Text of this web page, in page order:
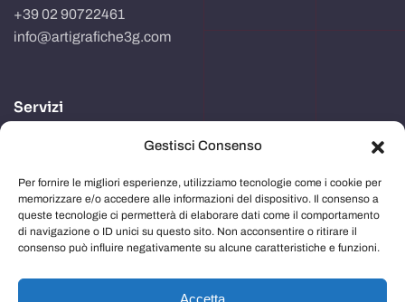
Gestisci Consenso
Per fornire le migliori esperienze, utilizziamo tecnologie come i cookie per
memorizzare e/o accedere alle informazioni del dispositivo. Il consenso a
queste tecnologie ci permetterà di elaborare dati come il comportamento
di navigazione o ID unici su questo sito. Non acconsentire o ritirare il
consenso può influire negativamente su alcune caratteristiche e funzioni.
Accetta
+39 02 90722461
info@artigrafiche3g.com
Servizi
Realizzazione packaging
Progettazione e studio grafico
Comunicazione in store
Imballaggi